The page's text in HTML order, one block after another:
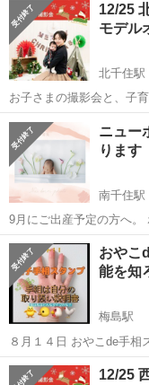
12/25
モデル
北千住駅
お子さまの撮影会と、子
大人気のお得な無料イベントです♪ 【この撮影会
定！可愛いクリスマスの撮影セット ■モデルオー
東京 北千
ニュー
ります
南千住駅
9月にご出産予定の方へ。 ポージングニューボンフォトの撮影モニタ
ー様を募集致します。 日にち限定となります。 【日程】9月26日
13:00〜15:00
東京 足立区 南千
おやこ
能を知
梅島駅
８月１４日 おやこde手相スタンプ！ 左手から先天的な才能を知ろう👐
やる事↓は簡単😆 お子様とお母さんの 左手の手形を押して 3つの手相
の意味を 手形の横に貼り付けていきます
東京 足立区 梅島
12/25